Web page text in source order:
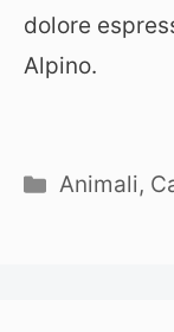
dolore
Alpino.
Categorie
Animali,